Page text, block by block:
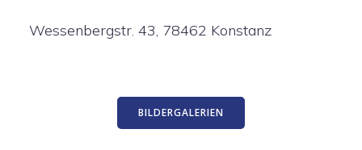
Wessenbergstr. 43, 78462 Konstanz
BILDERGALERIEN